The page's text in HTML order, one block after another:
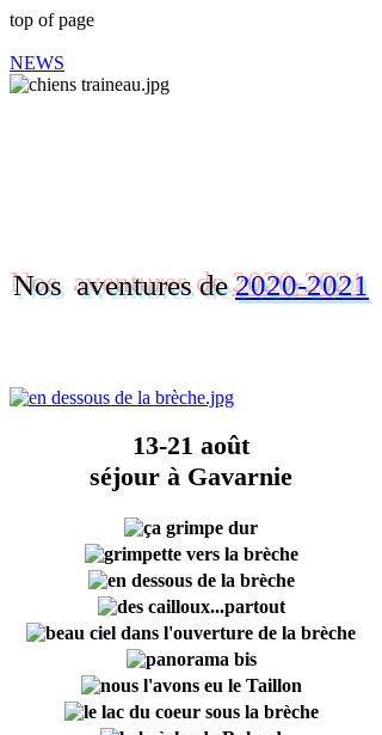
top of page
NEWS
Nos aventures de2020-2021
13-21 août
séjour à Gavarnie